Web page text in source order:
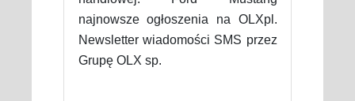
najnowsze ogłoszenia na OLXpl.
Newsletter wiadomości SMS przez
Grupę OLX sp.